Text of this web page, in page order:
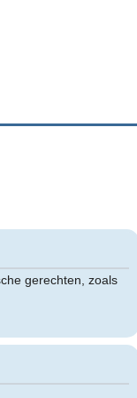
gerechten, zoals